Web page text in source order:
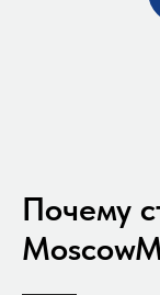
Почему